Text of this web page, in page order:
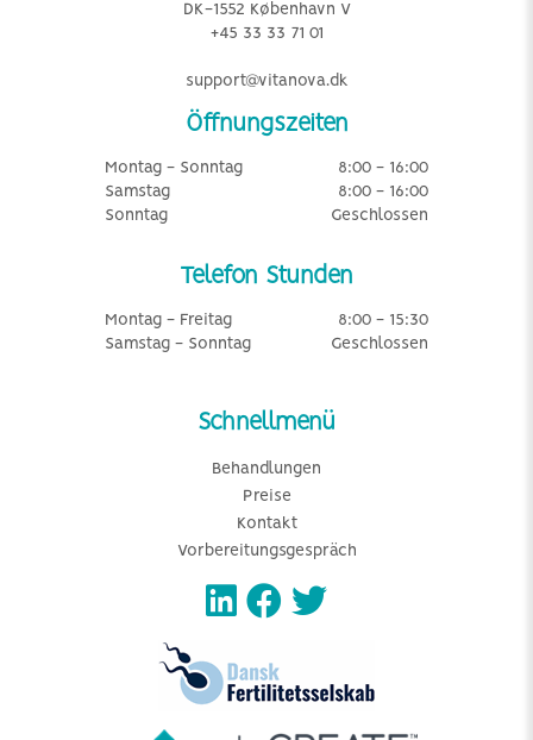
DK-1552 København V
+45 33 33 71 01
support@vitanova.dk
Öffnungszeiten
Montag - Sonntag
8:00 - 16:00
Samstag
8:00 - 16:00
Sonntag
Geschlossen
Telefon Stunden
Montag - Freitag
8:00 - 15:30
Samstag - Sonntag
Geschlossen
Schnellmenü
Behandlungen
Preise
Kontakt
Vorbereitungsgespräch